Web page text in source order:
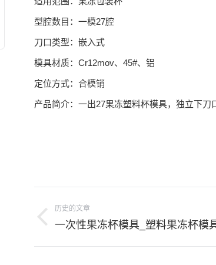
型腔数目：一模27腔
刀口类型：嵌入式
模具材质：Cr12mov、45#、铝
定位方式：合模销
产品简介：一出27果冻塑料杯模具，独立下
目
导
历史的文章
上
一次性果冻杯模具_塑料果冻杯模